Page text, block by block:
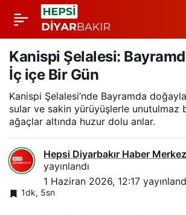
Kanispi Şelalesi:
İç içe Bir Gün
Kanispi Şelalesi’nde Bayramda
sular ve sakin yürüyüşlerle unutulmaz
ağaçlar altında huzur dolu anlar.
Hepsi Diyarbakır Haber
yayınlandı
1 Haziran 2026, 12:17
1dk, 5sn
Muradiye Şelalesi:
Debinin Artışıyla
Yeniden Canlanan
Doğa Ziyafeti